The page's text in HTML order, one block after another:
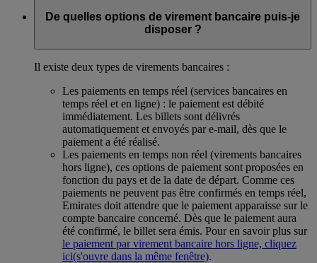
De quelles options de virement bancaire puis-je
disposer ?
Il existe deux types de virements bancaires :
Les paiements en temps réel (services bancaires en
temps réel et en ligne) : le paiement est débité
immédiatement. Les billets sont délivrés
automatiquement et envoyés par e-mail, dès que le
paiement a été réalisé.
Les paiements en temps non réel (virements bancaires
hors ligne), ces options de paiement sont proposées en
fonction du pays et de la date de départ. Comme ces
paiements ne peuvent pas être confirmés en temps réel,
Emirates doit attendre que le paiement apparaisse sur le
compte bancaire concerné. Dès que le paiement aura
été confirmé, le billet sera émis. Pour en savoir plus sur
le paiement par virement bancaire hors ligne, cliquez
ici(s'ouvre dans la même fenêtre).